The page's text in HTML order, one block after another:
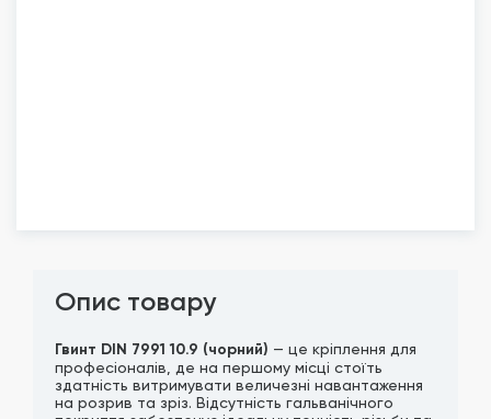
Опис товару
Гвинт DIN 7991 10.9 (чорний) — це кріплення для
професіоналів, де на першому місці стоїть
здатність витримувати величезні навантаження
на розрив та зріз. Відсутність гальванічного